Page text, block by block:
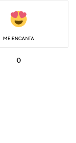
ME ENCANTA
0